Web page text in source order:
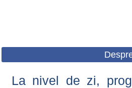
La nivel de zi,